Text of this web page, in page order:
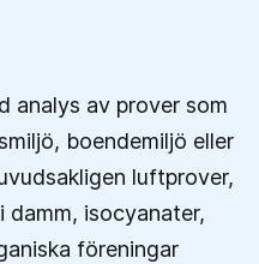
analys av prover som
boendemiljö eller
luftprover,
damm, isocyanater,
föreningar